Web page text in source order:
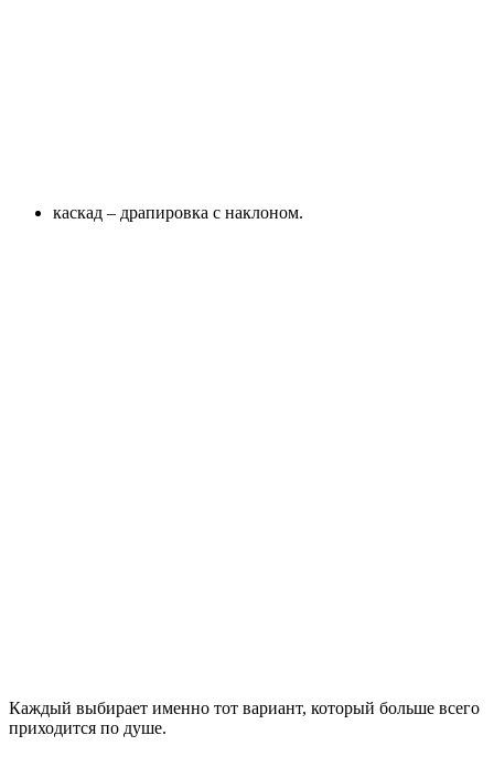
каскад – драпировка с наклоном.
Каждый выбирает именно тот вариант, который больше всего
приходится по душе.